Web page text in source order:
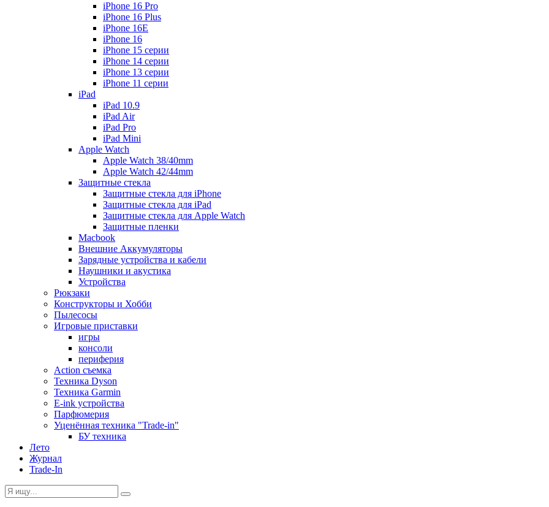
iPhone 16 Pro
iPhone 16 Plus
iPhone 16E
iPhone 16
iPhone 15 серии
iPhone 14 серии
iPhone 13 серии
iPhone 11 серии
iPad
iPad 10.9
iPad Air
iPad Pro
iPad Mini
Apple Watch
Apple Watch 38/40mm
Apple Watch 42/44mm
Защитные стекла
Защитные стекла для iPhone
Защитные стекла для iPad
Защитные стекла для Apple Watch
Защитные пленки
Macbook
Внешние Аккумуляторы
Зарядные устройства и кабели
Наушники и акустика
Устройства
Рюкзаки
Конструкторы и Хобби
Пылесосы
Игровые приставки
игры
консоли
периферия
Action съемка
Техника Dyson
Техника Garmin
E-ink устройства
Парфюмерия
Уценённая техника "Trade-in"
БУ техника
Лето
Журнал
Trade-In